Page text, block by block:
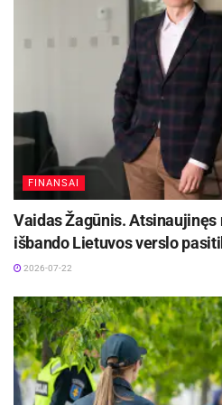
pažeidimai neturėjo
saugai. Įmonė buvo
pažeidimus ir nurodymus
Aktualios naujienos
DHL perka
Baltijos šalyse
Europos Sąjungos
2026-07-25
„Viešojoje erdvėje
saugos tema gali
FINANSAI
Vaidas Žagūnis. Atsinaujinęs
išbando Lietuvos verslo
2026-07-22